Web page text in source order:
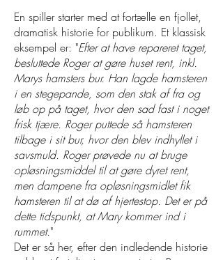
En spiller starter med at fortælle en fjollet,
dramatisk historie for publikum. Et klassisk
eksempel er: "Efter at have repareret taget,
besluttede Roger at gøre huset rent, inkl.
Marys hamsters bur. Han lagde hamsteren
i en stegepande, som den stak af fra og
løb op på taget, hvor den sad fast i noget
frisk tjære. Roger puttede så hamsteren
tilbage i sit bur, hvor den blev indhyllet i
savsmuld. Roger prøvede nu at bruge
opløsningsmiddel til at gøre dyret rent,
men dampene fra opløsningsmidlet fik
hamsteren til at dø af hjertestop. Det er på
dette tidspunkt, at Mary kommer ind i
rummet."
Det er så her, efter den indledende historie